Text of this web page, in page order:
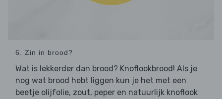
6. Zin in brood?
Wat is lekkerder dan brood? Knoflookbrood! Als je
nog wat brood hebt liggen kun je het met een
beetje olijfolie, zout, peper en natuurlijk knoflook